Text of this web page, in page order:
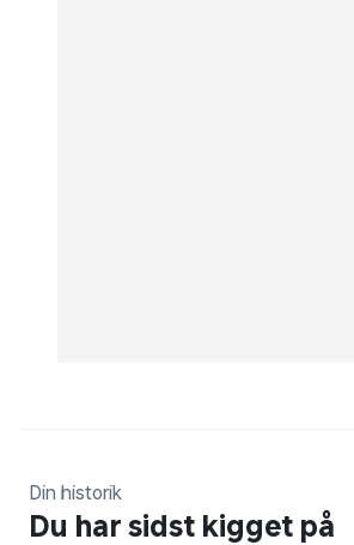
Din historik
Du har sidst kigget på